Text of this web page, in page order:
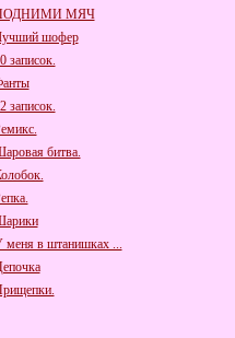
МЯЧ
шофер
записок.
записок.
битва.
меня в штанишках ...